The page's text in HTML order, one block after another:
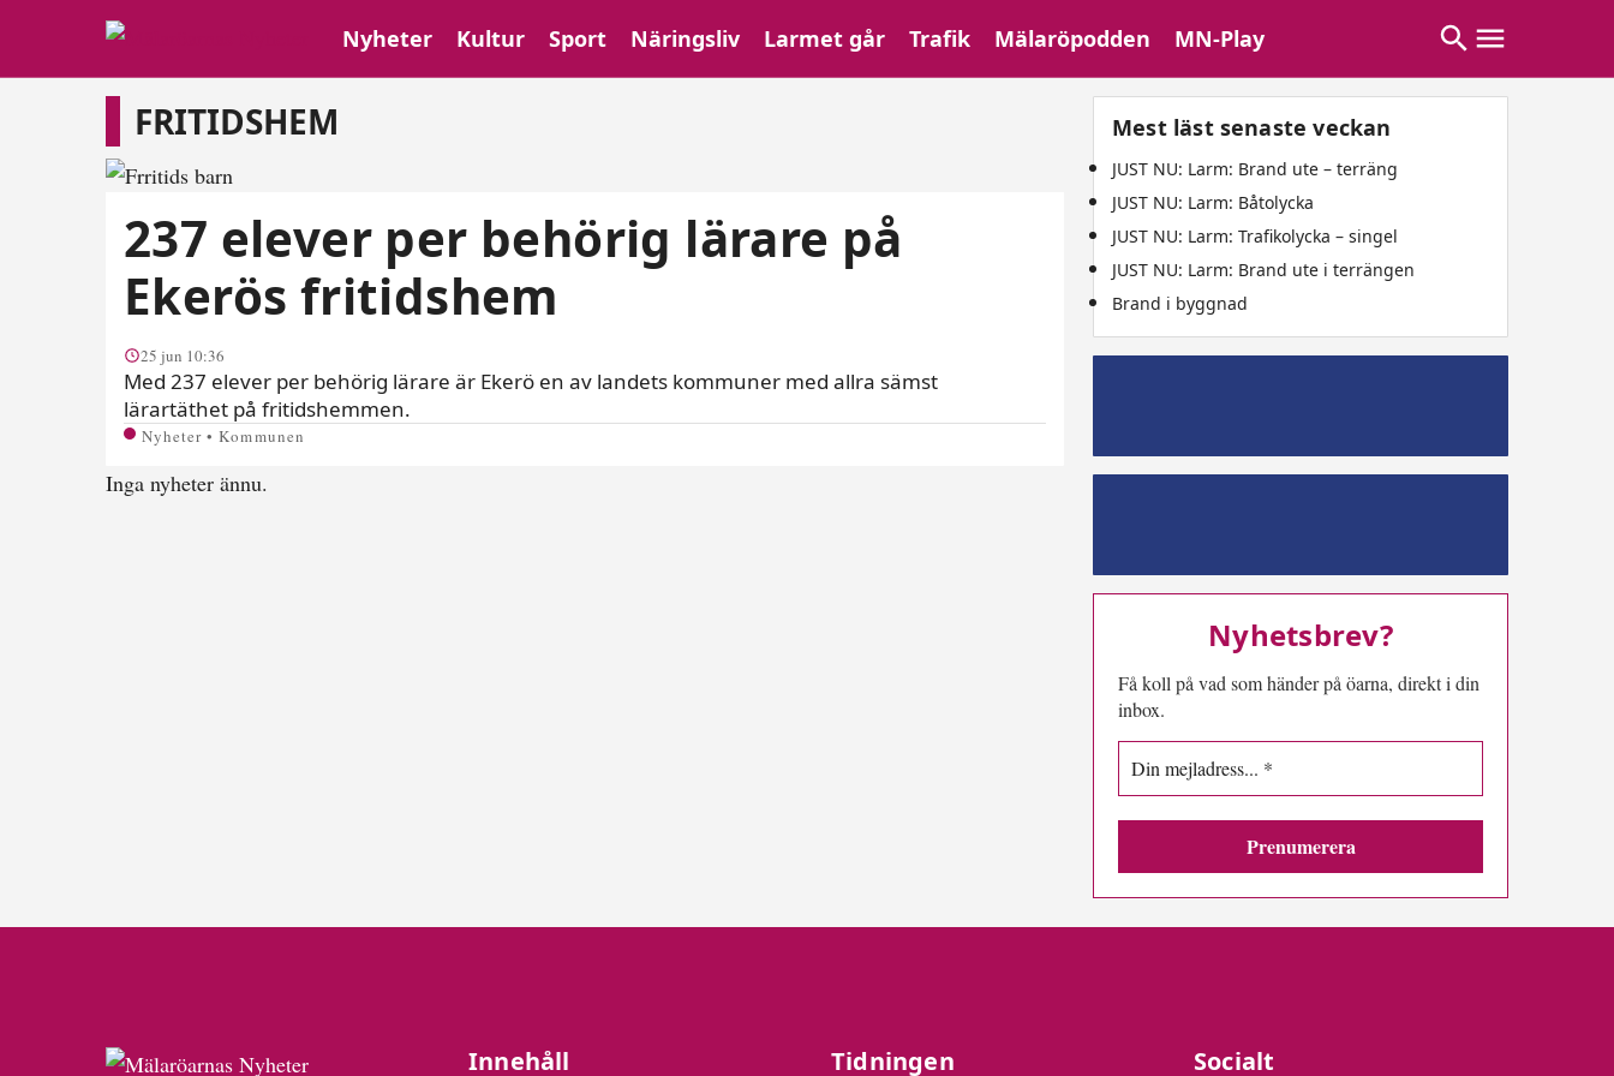
Nyheter Kultur Sport Näringsliv Larmet går Trafik Mälaröpodden MN-Play
Fritidshem
FRITIDSHEM
237 elever per behörig lärare på
Ekerös fritidshem
25 jun 10:36
Med 237 elever per behörig lärare är Ekerö en av landets kommuner med allra sämst
lärartäthet på fritidshemmen.
Nyheter • Kommunen
Inga nyheter ännu.
Mest läst senaste veckan
JUST NU: Larm: Brand ute – terräng
JUST NU: Larm: Båtolycka
JUST NU: Larm: Trafikolycka – singel
JUST NU: Larm: Brand ute i terrängen
Brand i byggnad
Nyhetsbrev?
Få koll på vad som händer på öarna, direkt i din
inbox.
Innehåll Tidningen Socialt